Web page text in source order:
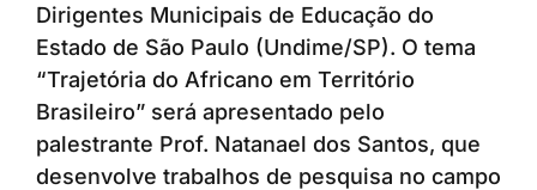
Dirigentes Municipais de Educação do
Estado de São Paulo (Undime/SP). O tema
“Trajetória do Africano em Território
Brasileiro” será apresentado pelo
palestrante Prof. Natanael dos Santos, que
desenvolve trabalhos de pesquisa no campo